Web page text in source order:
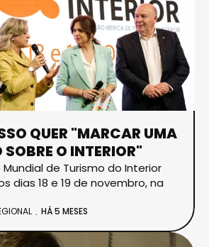
QUER "MARCAR UMA
O INTERIOR"
Mundial de Turismo do Interior
dias 18 e 19 de novembro, na
HÁ 5 MESES